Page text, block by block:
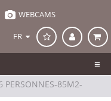
WEBCAMS
FR
PERSONNES-85M2-